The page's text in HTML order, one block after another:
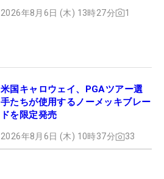
2026年8月6日 (木) 13時27分 1
米国キャロウェイ、PGAツアー選
手たちが使用するノーメッキブレー
ドを限定発売
2026年8月6日 (木) 10時37分 33